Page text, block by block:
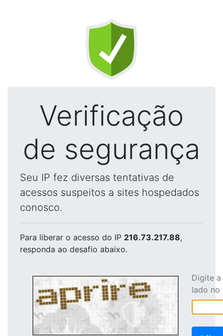
Verificação
de segurança
Seu IP fez diversas tentativas de
acessos suspeitos a sites hospedados
conosco.
Para liberar o acesso do IP 216.73.217.88,
responda ao desafio abaixo.
Digite
lado no